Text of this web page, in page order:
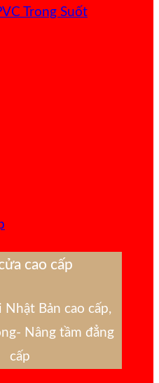
Trong Suốt
cao cấp
Nhật Bản cao cấp,
Nâng tầm đẳng
cấp